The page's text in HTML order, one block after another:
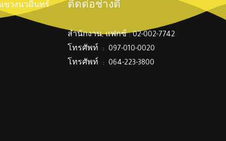
แขวงนวมินทร์ ติดต่อช่างตี๋
สำนักงาน, แฟกซ์ : 02-002-7742
โทรศัพท์ : 097-010-0020
โทรศัพท์ : 064-223-3800